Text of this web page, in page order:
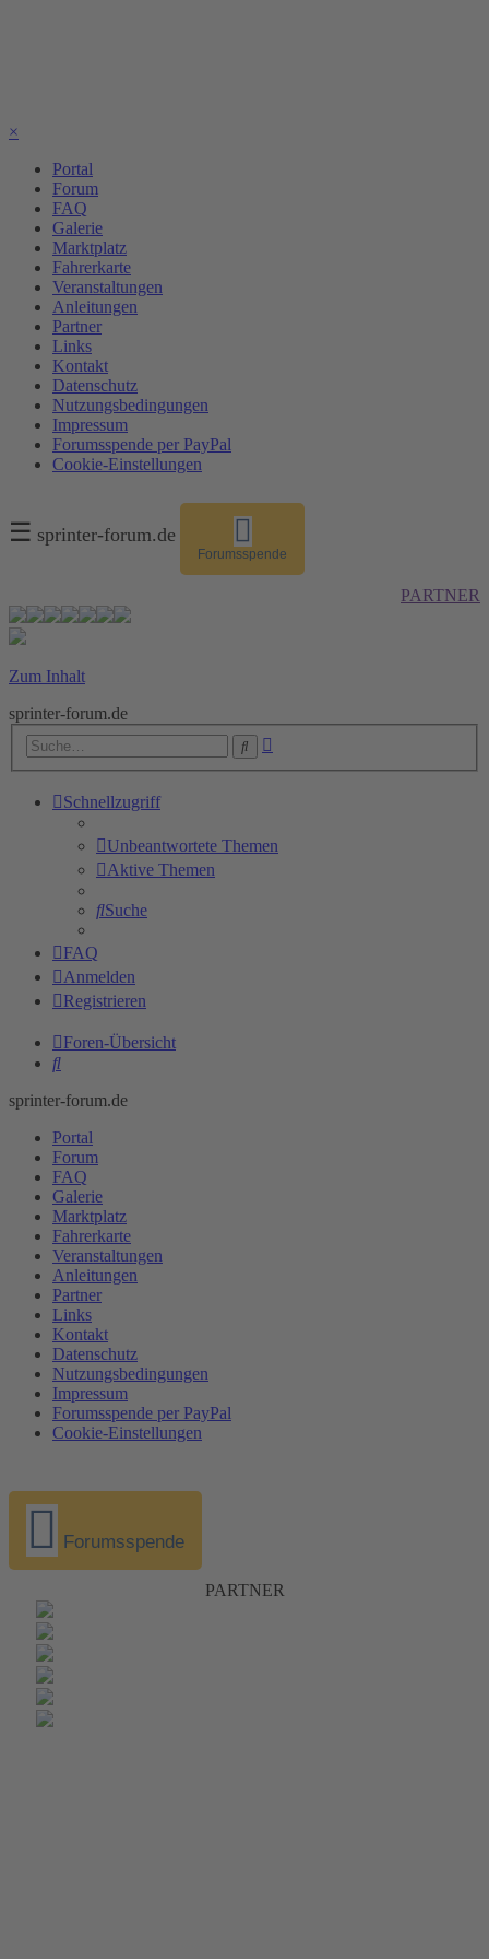
×
Portal
Forum
FAQ
Galerie
Marktplatz
Fahrerkarte
Veranstaltungen
Anleitungen
Partner
Links
Kontakt
Datenschutz
Nutzungsbedingungen
Impressum
Forumsspende per PayPal
Cookie-Einstellungen
☰ sprinter-forum.de
Forumsspende
PARTNER
Zum Inhalt
sprinter-forum.de
Suche
Schnellzugriff
Unbeantwortete Themen
Aktive Themen
Suche
FAQ
Anmelden
Registrieren
Foren-Übersicht
Suche
sprinter-forum.de
Portal
Forum
FAQ
Galerie
Marktplatz
Fahrerkarte
Veranstaltungen
Anleitungen
Partner
Links
Kontakt
Datenschutz
Nutzungsbedingungen
Impressum
Forumsspende per PayPal
Cookie-Einstellungen
Forumsspende
PARTNER